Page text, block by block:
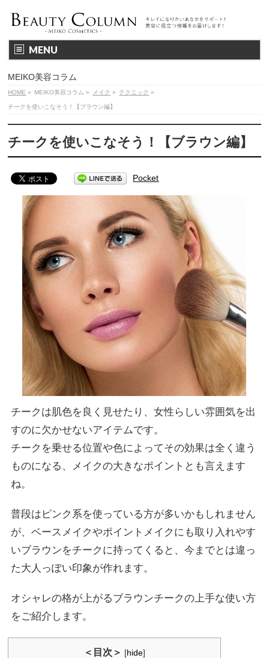
MENU
MEIKO美容コラム
HOME » MEIKO美容コラム » メイク » テクニック »
チークを使いこなそう！【ブラウン編】
チークを使いこなそう！【ブラウン編】
Pocket
チークは肌色を良く見せたり、女性らしい雰囲気を出
すのに欠かせないアイテムです。
チークを乗せる位置や色によってその効果は全く違う
ものになる、メイクの大きなポイントとも言えます
ね。
普段はピンク系を使っている方が多いかもしれません
が、ベースメイクやポイントメイクにも取り入れやす
いブラウンをチークに持ってくると、今までとは違っ
た大人っぽい印象が作れます。
オシャレの格が上がるブラウンチークの上手な使い方
をご紹介します。
＜目次＞ [hide]